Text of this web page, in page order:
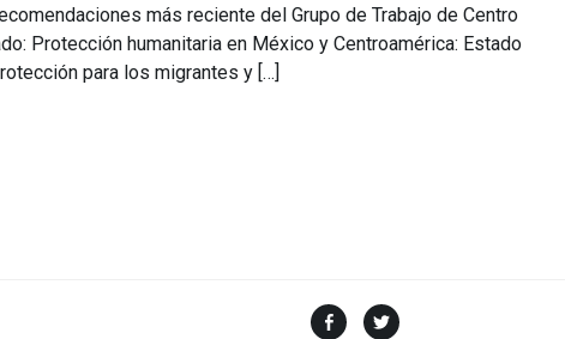
más reciente del Grupo de Trabajo de Centro
Protección humanitaria en México y Centroamérica: Estado
para los migrantes y […]
Facebook